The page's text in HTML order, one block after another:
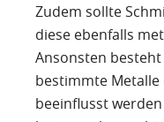
Zudem sollte
diese ebenfalls
Ansonsten
bestimmte
beeinflusst